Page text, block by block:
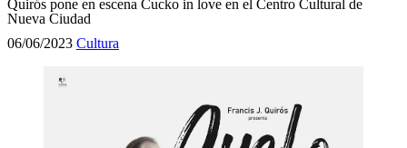
Quirós pone en escena Cucko in love en el Centro Cultural de
Nueva Ciudad
06/06/2023 Cultura